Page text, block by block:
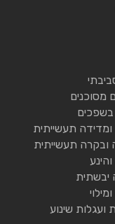
מסוכנים
בשפכים
תעשייתית
ובקרה תעשייתית
יבשתית
ועגלות שינוע